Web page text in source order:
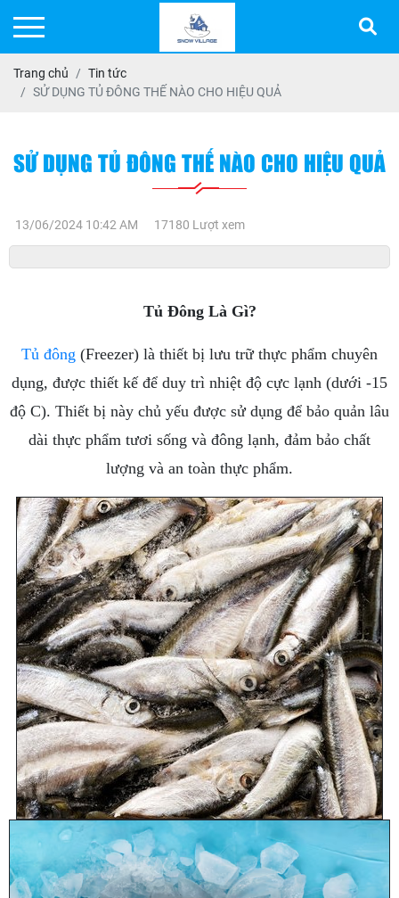
Trang chủ
Tin tức
SỬ DỤNG TỦ ĐÔNG THẾ NÀO CHO HIỆU QUẢ
SỬ DỤNG TỦ ĐÔNG THẾ NÀO CHO HIỆU QUẢ
13/06/2024 10:42 AM 17180 Lượt xem
Tủ Đông Là Gì?
Tủ đông (Freezer) là thiết bị lưu trữ thực phẩm chuyên
dụng, được thiết kế để duy trì nhiệt độ cực lạnh (dưới -15
độ C). Thiết bị này chủ yếu được sử dụng để bảo quản lâu
dài thực phẩm tươi sống và đông lạnh, đảm bảo chất
lượng và an toàn thực phẩm.